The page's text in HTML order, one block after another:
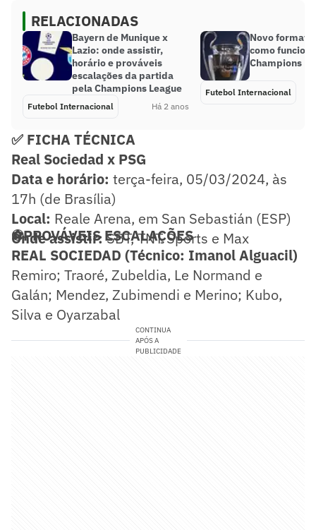
RELACIONADAS
Bayern de Munique x
Lazio: onde assistir,
horário e prováveis
escalações da partida
pela Champions League
Futebol Internacional Há 2 anos
Novo
como
Champions
Futebol Internacional
✅ FICHA TÉCNICA
Real Sociedad x PSG
Data e horário: terça-feira, 05/03/2024, às
17h (de Brasília)
Local: Reale Arena, em San Sebastián (ESP)
Onde assistir:SBT, TNT Sports e Max
⚽PROVÁVEIS ESCALAÇÕES
REAL SOCIEDAD (Técnico: Imanol Alguacil)
Remiro; Traoré, Zubeldia, Le Normand e
Galán; Mendez, Zubimendi e Merino; Kubo,
Silva e Oyarzabal
CONTINUA
APÓS A
PUBLICIDADE